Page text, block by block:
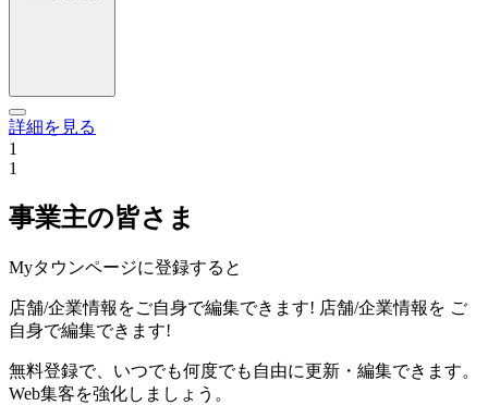
詳細を見る
1
1
事業主の皆さま
Myタウンページに登録すると
店舗/企業情報をご自身で編集できます! 店舗/企業情報を ご
自身で編集できます!
無料登録で、いつでも何度でも自由に更新・編集できます。
Web集客を強化しましょう。